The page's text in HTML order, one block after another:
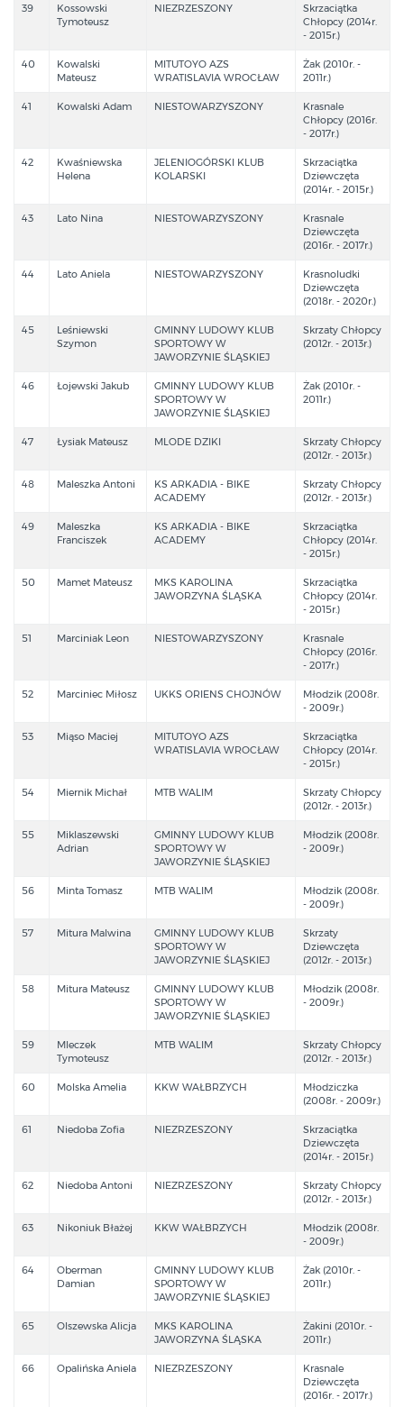
39
Kossowski
Tymoteusz
NIEZRZESZONY
Skrzaciątka
Chłopcy (2014r.
- 2015r.)
40
Kowalski
Mateusz
MITUTOYO AZS
WRATISLAVIA WROCŁAW
Żak (2010r. -
2011r.)
41 Kowalski Adam NIESTOWARZYSZONY
Krasnale
Chłopcy (2016r.
- 2017r.)
42
Kwaśniewska
Helena
JELENIOGÓRSKI KLUB
KOLARSKI
Skrzaciątka
Dziewczęta
(2014r. - 2015r.)
43 Lato Nina NIESTOWARZYSZONY
Krasnale
Dziewczęta
(2016r. - 2017r.)
44 Lato Aniela NIESTOWARZYSZONY
Krasnoludki
Dziewczęta
(2018r. - 2020r.)
45
Leśniewski
Szymon
GMINNY LUDOWY KLUB
SPORTOWY W
JAWORZYNIE ŚLĄSKIEJ
Skrzaty Chłopcy
(2012r. - 2013r.)
46 Łojewski Jakub
GMINNY LUDOWY KLUB
SPORTOWY W
JAWORZYNIE ŚLĄSKIEJ
Żak (2010r. -
2011r.)
47 Łysiak Mateusz MLODE DZIKI
Skrzaty Chłopcy
(2012r. - 2013r.)
48 Maleszka Antoni
KS ARKADIA - BIKE
ACADEMY
Skrzaty Chłopcy
(2012r. - 2013r.)
49
Maleszka
Franciszek
KS ARKADIA - BIKE
ACADEMY
Skrzaciątka
Chłopcy (2014r.
- 2015r.)
50 Mamet Mateusz
MKS KAROLINA
JAWORZYNA ŚLĄSKA
Skrzaciątka
Chłopcy (2014r.
- 2015r.)
51 Marciniak Leon NIESTOWARZYSZONY
Krasnale
Chłopcy (2016r.
- 2017r.)
52 Marciniec Miłosz UKKS ORIENS CHOJNÓW
Młodzik (2008r.
- 2009r.)
53 Miąso Maciej
MITUTOYO AZS
WRATISLAVIA WROCŁAW
Skrzaciątka
Chłopcy (2014r.
- 2015r.)
54 Miernik Michał MTB WALIM
Skrzaty Chłopcy
(2012r. - 2013r.)
55
Miklaszewski
Adrian
GMINNY LUDOWY KLUB
SPORTOWY W
JAWORZYNIE ŚLĄSKIEJ
Młodzik (2008r.
- 2009r.)
56 Minta Tomasz MTB WALIM
Młodzik (2008r.
- 2009r.)
57 Mitura Malwina
GMINNY LUDOWY KLUB
SPORTOWY W
JAWORZYNIE ŚLĄSKIEJ
Skrzaty
Dziewczęta
(2012r. - 2013r.)
58 Mitura Mateusz
GMINNY LUDOWY KLUB
SPORTOWY W
JAWORZYNIE ŚLĄSKIEJ
Młodzik (2008r.
- 2009r.)
59
Mleczek
Tymoteusz
MTB WALIM
Skrzaty Chłopcy
(2012r. - 2013r.)
60 Molska Amelia KKW WAŁBRZYCH
Młodziczka
(2008r. - 2009r.)
61 Niedoba Zofia NIEZRZESZONY
Skrzaciątka
Dziewczęta
(2014r. - 2015r.)
62 Niedoba Antoni NIEZRZESZONY
Skrzaty Chłopcy
(2012r. - 2013r.)
63 Nikoniuk Błażej KKW WAŁBRZYCH
Młodzik (2008r.
- 2009r.)
64
Oberman
Damian
GMINNY LUDOWY KLUB
SPORTOWY W
JAWORZYNIE ŚLĄSKIEJ
Żak (2010r. -
2011r.)
65 Olszewska Alicja
MKS KAROLINA
JAWORZYNA ŚLĄSKA
Żakini (2010r. -
2011r.)
66 Opalińska Aniela NIEZRZESZONY
Krasnale
Dziewczęta
(2016r. - 2017r.)